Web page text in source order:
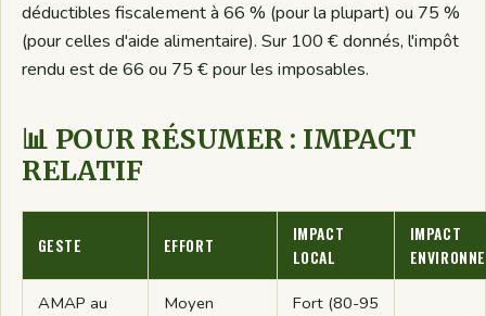
déductibles fiscalement à 66 % (pour la plupart) ou 75 %
(pour celles d'aide alimentaire). Sur 100 € donnés, l'impôt
rendu est de 66 ou 75 € pour les imposables.
📊 POUR RÉSUMER : IMPACT
RELATIF
GESTE EFFORT
IMPACT
LOCAL
IMPACT
AMAP au
Moyen
Fort (80-95